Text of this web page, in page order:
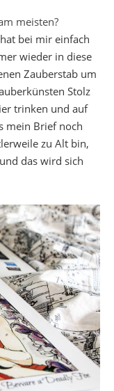
meisten?
bei mir einfach
wieder in diese
Zauberstab um
Stolz
trinken und auf
mein Brief noch
zu Alt bin,
das wird sich